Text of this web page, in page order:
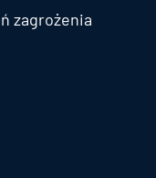
zagrożenia